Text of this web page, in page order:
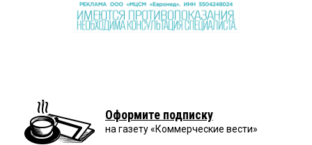
Оформите подписку
на газету «Коммерческие вести»